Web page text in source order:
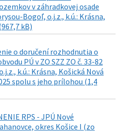
v záhradkovej osade
Bogoľ, o.j.z., k.ú.: Krásna,
kB)
o doručení rozhodnutia o
PÚ v ZO SZZ ZO č. 33-82
k.ú.: Krásna, Košická Nová
spolu s jeho prílohou (1,4
RPS - JPÚ Nové
okres Košice I (zo